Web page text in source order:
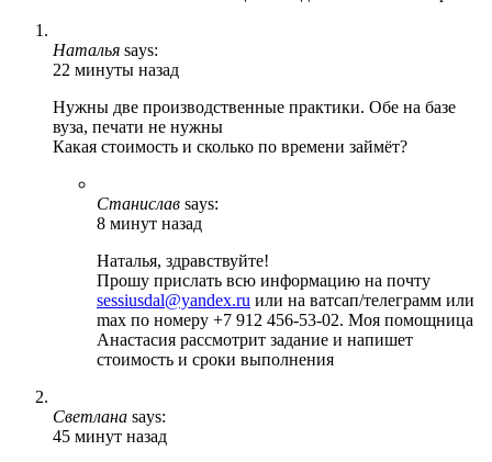
Наталья says:
22 минуты назад
Нужны две производственные практики. Обе на базе
вуза, печати не нужны
Какая стоимость и сколько по времени займёт?
Станислав says:
8 минут назад
Наталья, здравствуйте!
Прошу прислать всю информацию на почту
sessiusdal@yandex.ru или на ватсап/телеграмм или
max по номеру +7 912 456-53-02. Моя помощница
Анастасия рассмотрит задание и напишет
стоимость и сроки выполнения
Светлана says:
45 минут назад